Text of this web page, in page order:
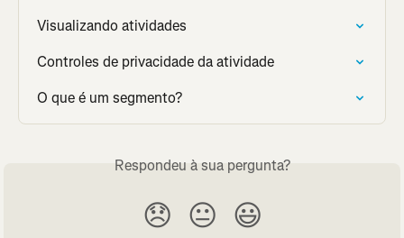
Visualizando atividades
Controles de privacidade da atividade
O que é um segmento?
Respondeu à sua pergunta?
😞 😐 😃